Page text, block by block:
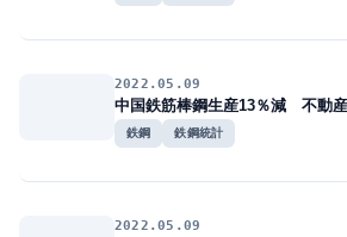
2022.05.09
中国鉄筋棒鋼生産13％減 不動
鉄鋼 鉄鋼統計
2022.05.09